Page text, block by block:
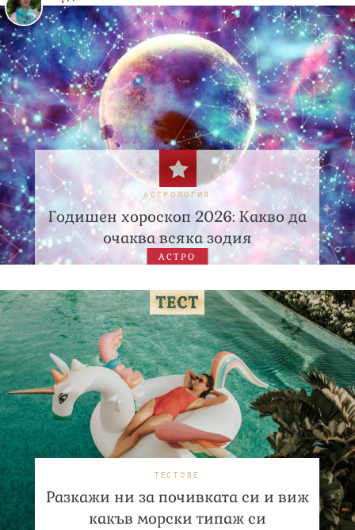
АСТРОЛОГИЯ
Годишен хороскоп 2026: Какво да
очаква всяка зодия
АСТРО
ТЕСТОВЕ
Разкажи ни за почивката си и виж
какъв морски типаж си